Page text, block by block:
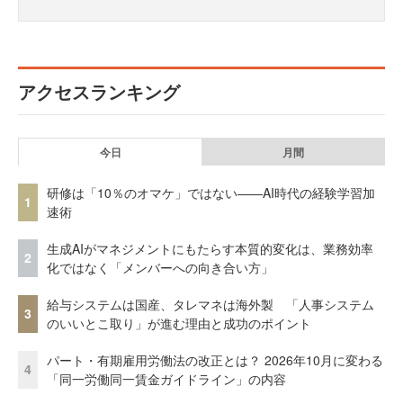
アクセスランキング
今日 月間
1
研修は「10％のオマケ」ではない——AI時代の経験学習加
速術
2
生成AIがマネジメントにもたらす本質的変化は、業務効率
化ではなく「メンバーへの向き合い方」
3
給与システムは国産、タレマネは海外製 「人事システム
のいいとこ取り」が進む理由と成功のポイント
4
パート・有期雇用労働法の改正とは？ 2026年10月に変わる
「同一労働同一賃金ガイドライン」の内容